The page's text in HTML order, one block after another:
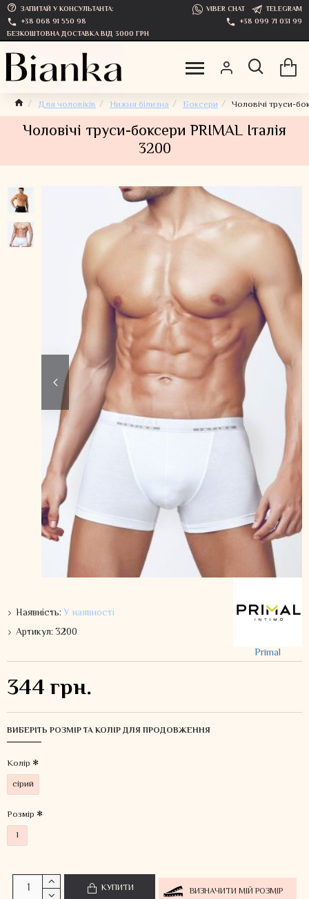
ЗАПИТАЙ У КОНСУЛЬТАНТА: VIBER CHAT
TELEGRAM
+38 068 91 550 98
+38 099 71 031 99
БЕЗКОШТОВНА ДОСТАВКА ВІД 3000 ГРН
Для чоловіків Нижня білизна Боксери Чоловічі труси-
Чоловічі труси-боксери PRIMAL Італія
3200
Наявність:У наявності
Артикул:3200
Primal
344 грн.
ВИБЕРІТЬ РОЗМІР ТА КОЛІР ДЛЯ ПРОДОВЖЕННЯ
Колiр
сірий
Розмір
l
КУПИТИ ВИЗНАЧИТИ МІЙ РОЗМІР